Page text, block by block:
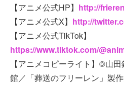
【アニメ公式HP】 http://
【アニメ公式X】 http://
【アニメ公式TikTok】
https://www.tiktok.com/
【アニメコピーライト】©山
館／「葬送のフリーレン」製